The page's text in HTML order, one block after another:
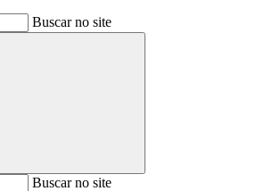
Buscar no site
BuscarBuscar no site